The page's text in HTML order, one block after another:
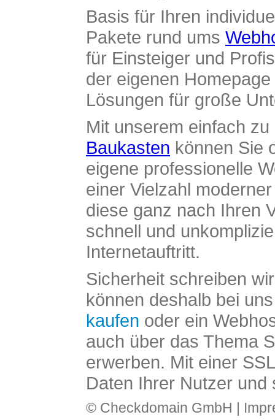
Basis für Ihren
Pakete rund ums
für Einsteiger und
der eigenen
Lösungen für große
Mit unserem einfach
Baukasten können Sie
eigene professionelle
einer Vielzahl
diese ganz nach Ihren
schnell und
Internetauftritt.
Sicherheit schreiben
können deshalb bei
kaufen oder ein
auch über das Thema
erwerben. Mit einer
Daten Ihrer Nutzer und
© Checkdomain GmbH |